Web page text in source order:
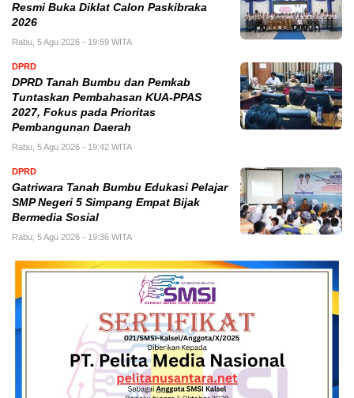
Resmi Buka Diklat Calon Paskibraka
2026
Rabu, 5 Agu 2026 - 19:59 WITA
DPRD
DPRD Tanah Bumbu dan Pemkab
Tuntaskan Pembahasan KUA-PPAS
2027, Fokus pada Prioritas
Pembangunan Daerah
Rabu, 5 Agu 2026 - 19:42 WITA
DPRD
Gatriwara Tanah Bumbu Edukasi Pelajar
SMP Negeri 5 Simpang Empat Bijak
Bermedia Sosial
Rabu, 5 Agu 2026 - 19:36 WITA